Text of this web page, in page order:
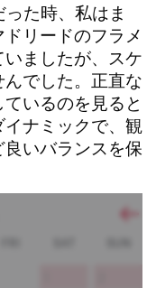
った時、私はま
リードのフラメ
ましたが、スケ
でした。正直な
いるのを見ると
ナミックで、観
いバランスを保